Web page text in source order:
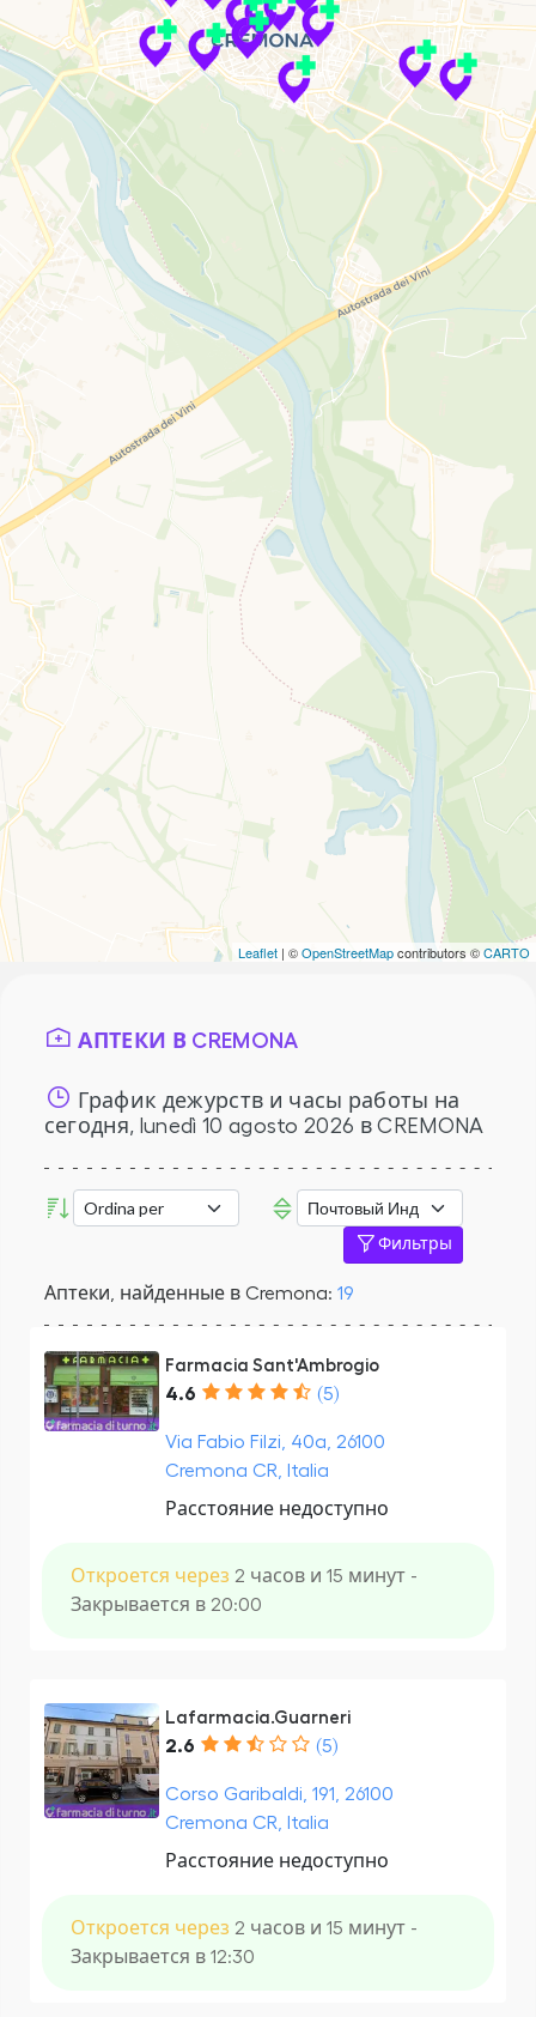
Leaflet | ©OpenStreetMapcontributors ©CARTO
АПТЕКИ В CREMONA
График дежурств и часы работы на
сегодня, lunedì 10 agosto 2026 в CREMONA
Фильтры
Аптеки, найденные в Cremona: 19
Farmacia Sant'Ambrogio
4.6 (5)
Via Fabio Filzi, 40a, 26100
Cremona CR, Italia
Расстояние недоступно
Откроется через 2 часов и 15 минут -
Закрывается в 20:00
Lafarmacia.Guarneri
2.6 (5)
Corso Garibaldi, 191, 26100
Cremona CR, Italia
Расстояние недоступно
Откроется через 2 часов и 15 минут -
Закрывается в 12:30